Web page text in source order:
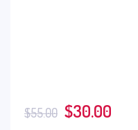
$55.00 $30.00